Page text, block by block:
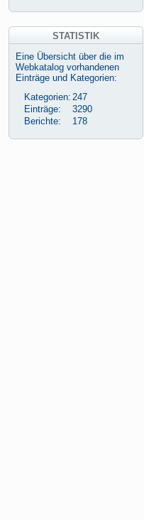
STATISTIK
Eine Übersicht über die im
Webkatalog vorhandenen
Einträge und Kategorien:
Kategorien: 247
Einträge:
3290
Berichte:
178